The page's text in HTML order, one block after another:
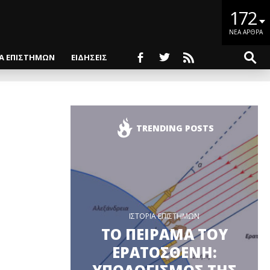
172
ΝΕΑ ΑΡΘΡΑ
ΕΠΙΣΤΗΜΩΝ ΕΙΔΗΣΕΙΣ
TRENDING POSTS
ΙΣΤΟΡΙΑ ΕΠΙΣΤΗΜΩΝ
ΤΟ ΠΕΙΡΑΜΑ ΤΟΥ
ΕΡΑΤΟΣΘΕΝΗ: